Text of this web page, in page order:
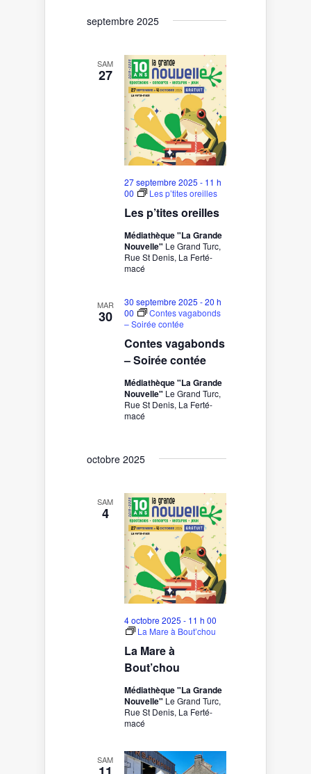
septembre 2025
SAM
27
Les p’tites oreilles
27 septembre 2025 - 11 h
00
Les p’tites oreilles
Médiathèque "La Grande
Nouvelle" Le Grand Turc,
Rue St Denis, La Ferté-
macé
MAR
30
Contes vagabonds
– Soirée contée
30 septembre 2025 - 20 h
00
Contes vagabonds
– Soirée contée
Médiathèque "La Grande
Nouvelle" Le Grand Turc,
Rue St Denis, La Ferté-
macé
octobre 2025
SAM
4
La Mare à
Bout’chou
4 octobre 2025 - 11 h 00
La Mare à Bout’chou
Médiathèque "La Grande
Nouvelle" Le Grand Turc,
Rue St Denis, La Ferté-
macé
SAM